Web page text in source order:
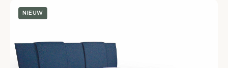
NIEUW